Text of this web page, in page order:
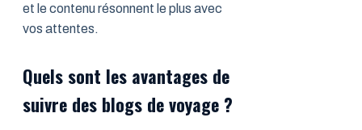
et le contenu résonnent le plus avec
vos attentes.
Quels sont les avantages de
suivre des blogs de voyage ?